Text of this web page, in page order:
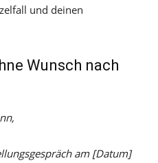
und deinen
Wunsch nach
am [Datum]